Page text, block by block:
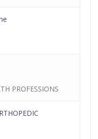
PROFESSIONS